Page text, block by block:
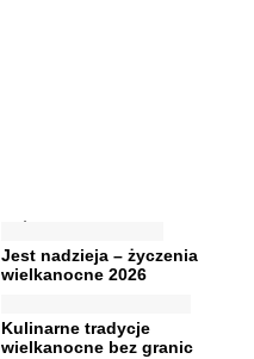
Jest nadzieja – życzenia
wielkanocne 2026
Kulinarne tradycje
wielkanocne bez granic